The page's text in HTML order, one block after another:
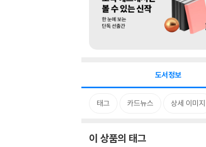
도서정보
태그 카드뉴스 상세 이미지
이 상품의 태그